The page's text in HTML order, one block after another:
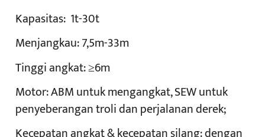
Kapasitas: 1t-30t
Menjangkau:7,5m-33m
Tinggi angkat:≥6m
Motor:ABM untuk mengangkat, SEW untuk
penyeberangan troli dan perjalanan derek;